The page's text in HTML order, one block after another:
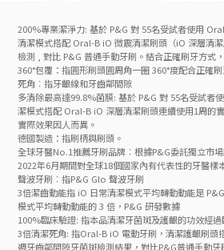
200%專業潔淨力: 基於 P&G 對 55名受試者使用
清潔模式搭配 Oral-B iO 微震清潔刷頭（iO 深層清
檢測 , 對比 P&G 普通手動牙刷。結合正確刷牙方式
360°包覆：指圓形刷頭圓周角一圈 360°度配合正確
死角︰指牙齦線和牙齒鄰間隙
多清除最高達99.8%菌膜: 基於 P&G 對 55名受試者
潔模式搭配 Oral-B iO 深層清潔刷頭連續使用1周的
實際效果因人而異。
德國製造：指刷柄與刷頭。
全球牙醫No.1推薦牙刷品牌︰根據P&G委託獨立市
2022年6月期間對全球18個國家內有代表性的牙醫樣
聲波牙刷︰指P&G Glo 聲波牙刷
3倍潔齒動能指 iO 日常清潔模式平均轉動動能是
模式平均轉動動能的 3 倍，P&G 研發數據
100%臨床驗證: 指本品清潔牙菌斑及護齦的功效經
3倍清潔死角: 指Oral-B iO 電動牙刷，清潔護齦刷頭
週牙齒鄰間隙牙菌斑檢測結果，對比P&G普通手動